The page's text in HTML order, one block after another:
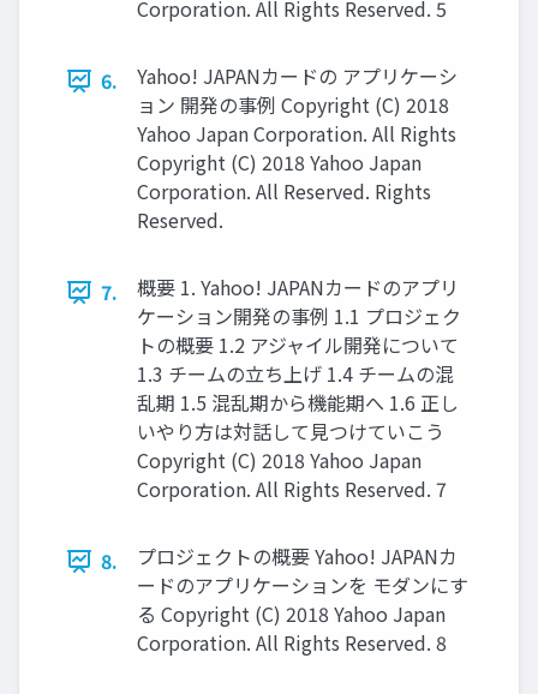
Corporation. All Rights Reserved. 5
6.
Yahoo! JAPANカードの アプリケーシ
ョン 開発の事例 Copyright (C) 2018
Yahoo Japan Corporation. All Rights
Copyright (C) 2018 Yahoo Japan
Corporation. All Reserved. Rights
Reserved.
7.
概要 1. Yahoo! JAPANカードのアプリ
ケーション開発の事例 1.1 プロジェク
トの概要 1.2 アジャイル開発について
1.3 チームの立ち上げ 1.4 チームの混
乱期 1.5 混乱期から機能期へ 1.6 正し
いやり方は対話して見つけていこう
Copyright (C) 2018 Yahoo Japan
Corporation. All Rights Reserved. 7
8.
プロジェクトの概要 Yahoo! JAPANカ
ードのアプリケーションを モダンにす
る Copyright (C) 2018 Yahoo Japan
Corporation. All Rights Reserved. 8